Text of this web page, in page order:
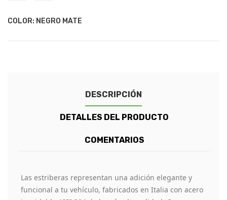
COLOR: NEGRO MATE
DESCRIPCIÓN
DETALLES DEL PRODUCTO
COMENTARIOS
Las estriberas representan una adición elegante y
funcional a tu vehículo, fabricados en Italia con acero